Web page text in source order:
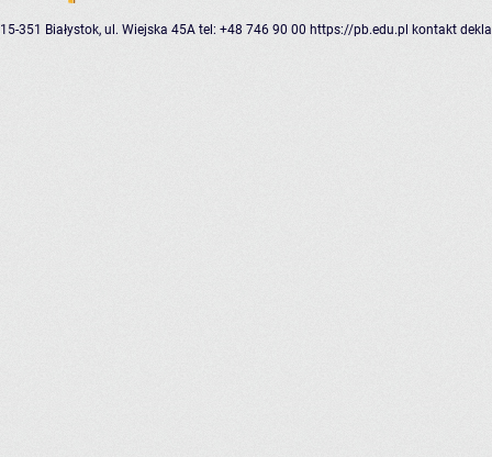
15-351 Białystok, ul. Wiejska 45A tel: +48 746 90 00 https://pb.edu.pl kontakt